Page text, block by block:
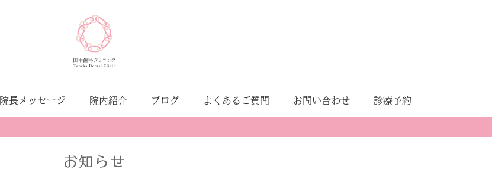
院長メッセージ 院内紹介 ブログ よくあるご質問 お問い合わせ 診療予約